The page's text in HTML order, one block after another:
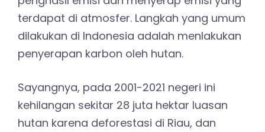
terdapat di atmosfer. Langkah yang umum
dilakukan di Indonesia adalah menlakukan
penyerapan karbon oleh hutan.
Sayangnya, pada 2001-2021 negeri ini
kehilangan sekitar 28 juta hektar luasan
hutan karena deforestasi di Riau, dan